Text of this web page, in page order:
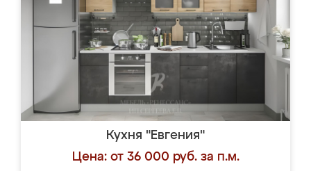
Кухня "Евгения"
Цена: от 36 000 руб. за п.м.